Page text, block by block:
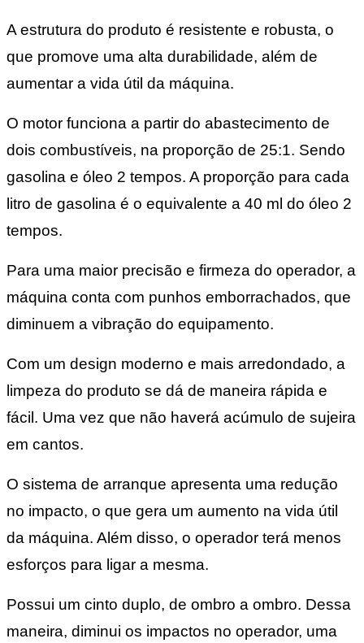
A estrutura do produto é resistente e robusta, o
que promove uma alta durabilidade, além de
aumentar a vida útil da máquina.
O motor funciona a partir do abastecimento de
dois combustíveis, na proporção de 25:1. Sendo
gasolina e óleo 2 tempos. A proporção para cada
litro de gasolina é o equivalente a 40 ml do óleo 2
tempos.
Para uma maior precisão e firmeza do operador, a
máquina conta com punhos emborrachados, que
diminuem a vibração do equipamento.
Com um design moderno e mais arredondado, a
limpeza do produto se dá de maneira rápida e
fácil. Uma vez que não haverá acúmulo de sujeira
em cantos.
O sistema de arranque apresenta uma redução
no impacto, o que gera um aumento na vida útil
da máquina. Além disso, o operador terá menos
esforços para ligar a mesma.
Possui um cinto duplo, de ombro a ombro. Dessa
maneira, diminui os impactos no operador, uma